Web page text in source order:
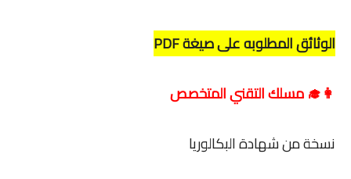
الوثائق المطلوبه على صيغة PDF
👩‍🎓 مسلك التقني المتخصص
نسخة من شهادة البكالوريا